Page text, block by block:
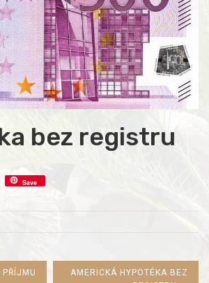
bez registru
Save
PŘÍJMU
NEXT
AMERICKÁ HYPOTÉKA BEZ